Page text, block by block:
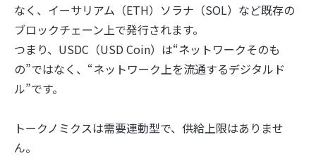
なく、イーサリアム（ETH）ソラナ（SOL）など既存の
ブロックチェーン上で発行されます。
つまり、USDC（USD Coin）は“ネットワークそのも
の”ではなく、“ネットワーク上を流通するデジタルド
ル”です。
トークノミクスは需要連動型で、供給上限はありませ
ん。